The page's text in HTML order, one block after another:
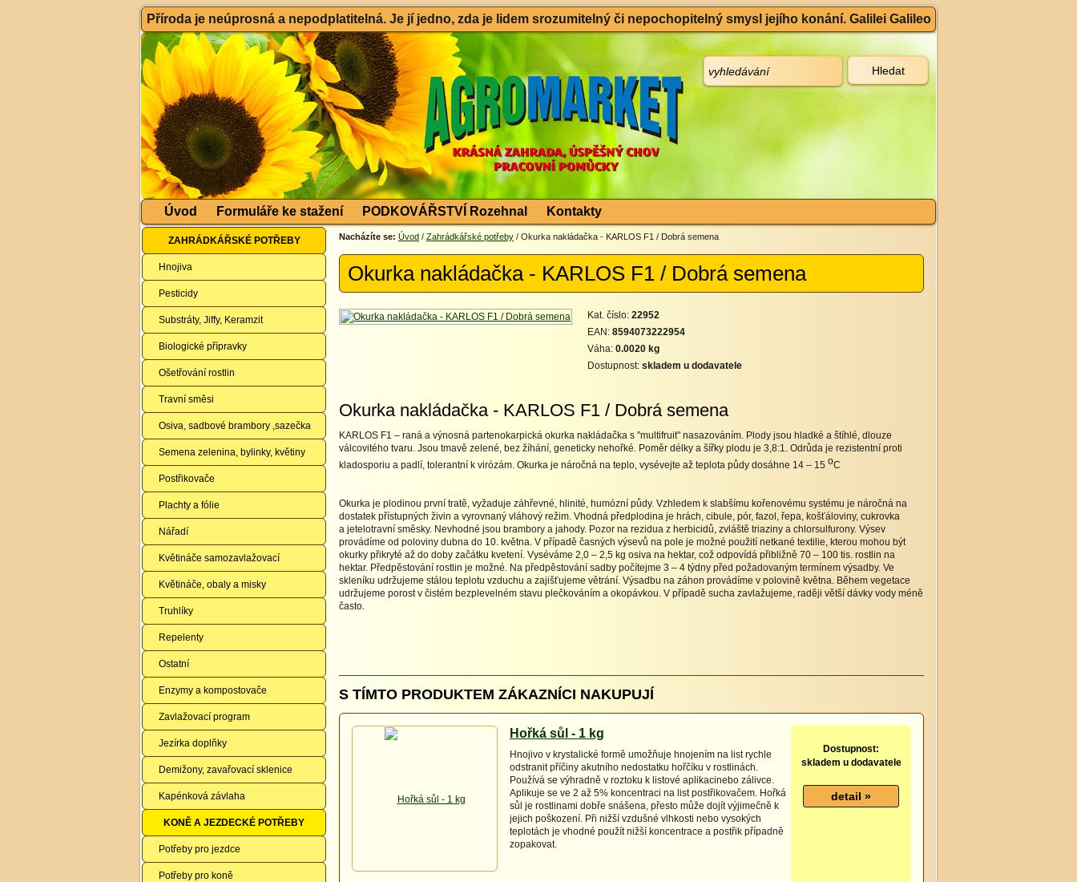
Příroda je neúprosná a nepodplatitelná. Je jí jedno, zda je lidem srozumitelný či nepochopitelný smysl jejího konání. Galilei Galileo
Úvod Formuláře ke stažení PODKOVÁŘSTVÍ Rozehnal Kontakty
ZAHRÁDKÁŘSKÉ POTŘEBY
Hnojiva
Pesticidy
Substráty, Jiffy, Keramzit
Biologické přípravky
Ošetřování rostlin
Travní směsi
Osiva, sadbové brambory ,sazečka
Semena zelenina, bylinky, květiny
Postřikovače
Plachty a fólie
Nářadí
Květináče samozavlažovací
Květináče, obaly a misky
Truhlíky
Repelenty
Ostatní
Enzymy a kompostovače
Zavlažovací program
Jezírka doplňky
Demižony, zavařovací sklenice
Kapénková závlaha
KONĚ A JEZDECKÉ POTŘEBY
Potřeby pro jezdce
Potřeby pro koně
Nacházíte se: Úvod / Zahrádkářské potřeby / Okurka nakládačka - KARLOS F1 / Dobrá semena
Okurka nakládačka - KARLOS F1 / Dobrá semena
Kat. číslo: 22952
EAN: 8594073222954
Váha: 0.0020 kg
Dostupnost: skladem u dodavatele
Okurka nakládačka - KARLOS F1 / Dobrá semena
KARLOS F1 – raná a výnosná partenokarpická okurka nakládačka s "multifruit" nasazováním. Plody jsou hladké a štíhlé, dlouze
válcovitého tvaru. Jsou tmavě zelené, bez žíhání, geneticky nehořké. Poměr délky a šířky plodu je 3,8:1. Odrůda je rezistentní proti
kladosporiu a padlí, tolerantní k virózám. Okurka je náročná na teplo, vysévejte až teplota půdy dosáhne 14 – 15 oC
Okurka je plodinou první tratě, vyžaduje záhřevné, hlinité, humózní půdy. Vzhledem k slabšímu kořenovému systému je náročná na
dostatek přístupných živin a vyrovnaný vláhový režim. Vhodná předplodina je hrách, cibule, pór, fazol, řepa, košťáloviny, cukrovka
a jetelotravní směsky. Nevhodné jsou brambory a jahody. Pozor na rezidua z herbicidů, zvláště triaziny a chlorsulfurony. Výsev
provádíme od poloviny dubna do 10. května. V případě časných výsevů na pole je možné použití netkané textilie, kterou mohou být
okurky přikryté až do doby začátku kvetení. Vyséváme 2,0 – 2,5 kg osiva na hektar, což odpovídá přibližně 70 – 100 tis. rostlin na
hektar. Předpěstování rostlin je možné. Na předpěstování sadby počítejme 3 – 4 týdny před požadovaným termínem výsadby. Ve
skleníku udržujeme stálou teplotu vzduchu a zajišťujeme větrání. Výsadbu na záhon provádíme v polovině května. Během vegetace
udržujeme porost v čistém bezplevelném stavu plečkováním a okopávkou. V případě sucha zavlažujeme, raději větší dávky vody méně
často.
S TÍMTO PRODUKTEM ZÁKAZNÍCI NAKUPUJÍ
Hořká sůl - 1 kg
Hnojivo v krystalické formě umožňuje hnojením na list rychle
odstranit příčiny akutního nedostatku hořčíku v rostlinách.
Používá se výhradně v roztoku k listové aplikacinebo zálivce.
Aplikuje se ve 2 až 5% koncentraci na list postřikovačem. Hořká
sůl je rostlinami dobře snášena, přesto může dojít výjimečně k
jejich poškození. Při nižší vzdušné vlhkosti nebo vysokých
teplotách je vhodné použít nižší koncentrace a postřik případně
zopakovat.
Dostupnost:
skladem u dodavatele